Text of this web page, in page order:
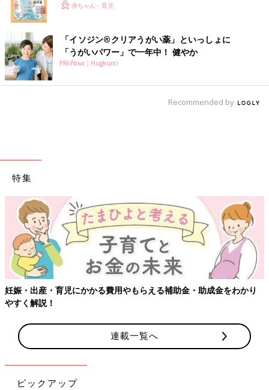
赤ちゃん・育児
「イソジン®クリアうがい薬」といっしょに
「うがいパワー」で一年中！ 健やか
PR(iNova｜Hugkum)
Recommended by
特集
妊娠・出産・育児にかかる費用やもらえる補助金・助成金をわかり
やすく解説！
連載一覧へ
ピックアップ